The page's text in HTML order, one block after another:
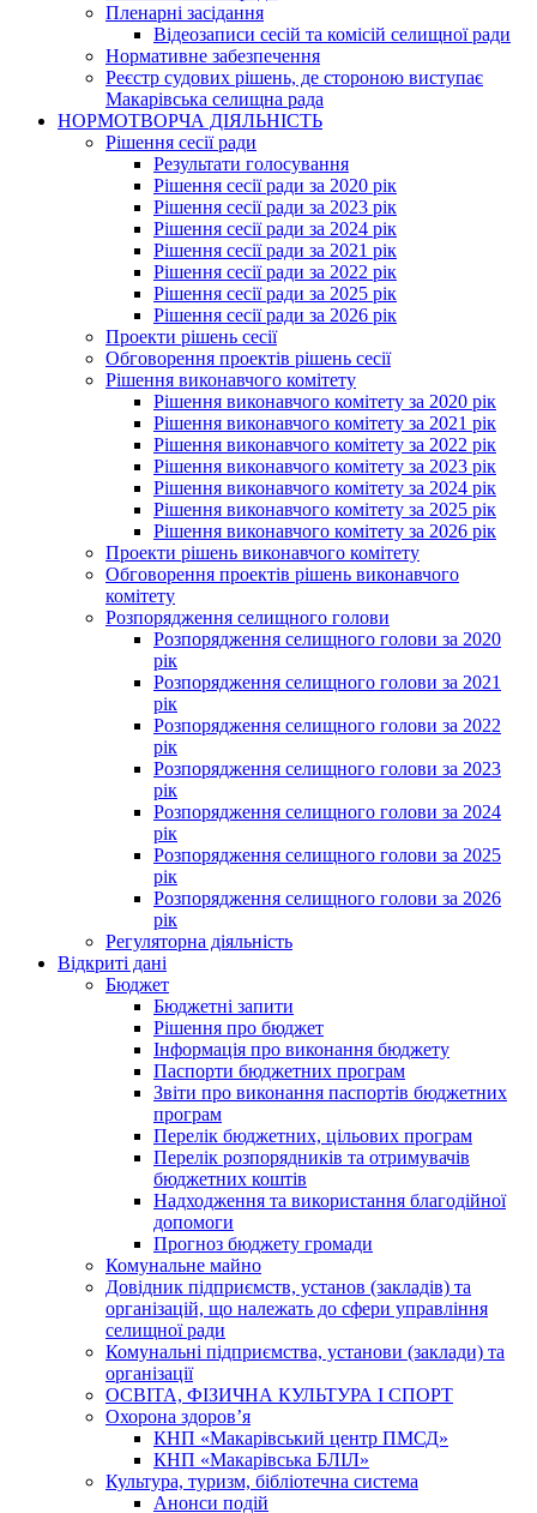
Пленарні засідання
Відеозаписи сесій та комісій селищної ради
Нормативне забезпечення
Реєстр судових рішень, де стороною виступає
Макарівська селищна рада
НОРМОТВОРЧА ДІЯЛЬНІСТЬ
Рішення сесії ради
Результати голосування
Рішення сесії ради за 2020 рік
Рішення сесії ради за 2023 рік
Рішення сесії ради за 2024 рік
Рішення сесії ради за 2021 рік
Рішення сесії ради за 2022 рік
Рішення сесії ради за 2025 рік
Рішення сесії ради за 2026 рік
Проекти рішень сесії
Обговорення проектів рішень сесії
Рішення виконавчого комітету
Рішення виконавчого комітету за 2020 рік
Рішення виконавчого комітету за 2021 рік
Рішення виконавчого комітету за 2022 рік
Рішення виконавчого комітету за 2023 рік
Рішення виконавчого комітету за 2024 рік
Рішення виконавчого комітету за 2025 рік
Рішення виконавчого комітету за 2026 рік
Проекти рішень виконавчого комітету
Обговорення проектів рішень виконавчого
комітету
Розпорядження селищного голови
Розпорядження селищного голови за 2020
рік
Розпорядження селищного голови за 2021
рік
Розпорядження селищного голови за 2022
рік
Розпорядження селищного голови за 2023
рік
Розпорядження селищного голови за 2024
рік
Розпорядження селищного голови за 2025
рік
Розпорядження селищного голови за 2026
рік
Регуляторна діяльність
Відкриті дані
Бюджет
Бюджетні запити
Рішення про бюджет
Інформація про виконання бюджету
Паспорти бюджетних програм
Звіти про виконання паспортів бюджетних
програм
Перелік бюджетних, цільових програм
Перелік розпорядників та отримувачів
бюджетних коштів
Надходження та використання благодійної
допомоги
Прогноз бюджету громади
Комунальне майно
Довідник підприємств, установ (закладів) та
організацій, що належать до сфери управління
селищної ради
Комунальні підприємства, установи (заклади) та
організації
ОСВІТА, ФІЗИЧНА КУЛЬТУРА І СПОРТ
Охорона здоров’я
КНП «Макарівський центр ПМСД»
КНП «Макарівська БЛІЛ»
Культура, туризм, бібліотечна система
Анонси подій